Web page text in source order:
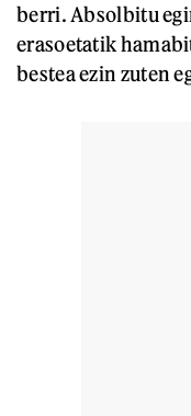
berri. Absolbitu
erasoetatik
bestea ezin zuten